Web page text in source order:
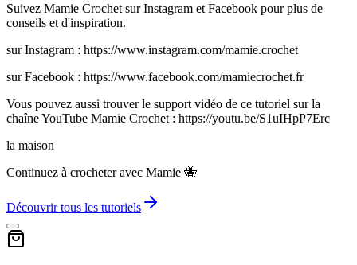
Suivez Mamie Crochet sur Instagram et Facebook pour plus de
conseils et d'inspiration.
sur Instagram : https://www.instagram.com/mamie.crochet
sur Facebook : https://www.facebook.com/mamiecrochet.fr
Vous pouvez aussi trouver le support vidéo de ce tutoriel sur la
chaîne YouTube Mamie Crochet : https://youtu.be/S1uIHpP7Erc
la maison
Continuez à crocheter avec Mamie 🐝
Découvrir tous les tutoriels